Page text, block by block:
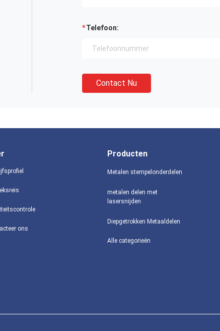
Telefoon:
Contact Nu
ons
Producten
Metalen stempelonderdelen
metalen delen met
lasersnijden
Diepgetrokken Metaaldelen
Alle categorieën